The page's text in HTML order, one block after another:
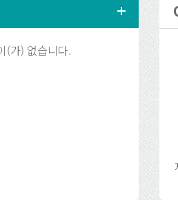
(가) 없습니다.